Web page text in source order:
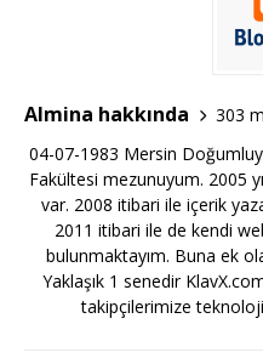
Almina hakkında
303
04-07-1983 Mersin
Fakültesi mezunuyum. 2005
var. 2008 itibari ile içerik
2011 itibari ile de kendi
bulunmaktayım. Buna ek
Yaklaşık 1 senedir
takipçilerimize